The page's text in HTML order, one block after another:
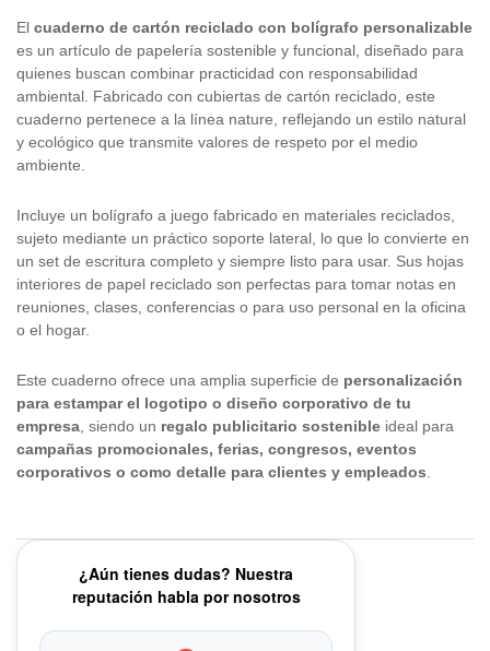
El cuaderno de cartón reciclado con bolígrafo personalizable
es un artículo de papelería sostenible y funcional, diseñado para
quienes buscan combinar practicidad con responsabilidad
ambiental. Fabricado con cubiertas de cartón reciclado, este
cuaderno pertenece a la línea nature, reflejando un estilo natural
y ecológico que transmite valores de respeto por el medio
ambiente.
Incluye un bolígrafo a juego fabricado en materiales reciclados,
sujeto mediante un práctico soporte lateral, lo que lo convierte en
un set de escritura completo y siempre listo para usar. Sus hojas
interiores de papel reciclado son perfectas para tomar notas en
reuniones, clases, conferencias o para uso personal en la oficina
o el hogar.
Este cuaderno ofrece una amplia superficie de personalización
para estampar el logotipo o diseño corporativo de tu
empresa, siendo un regalo publicitario sostenible ideal para
campañas promocionales, ferias, congresos, eventos
corporativos o como detalle para clientes y empleados.
¿Aún tienes dudas? Nuestra
reputación habla por nosotros